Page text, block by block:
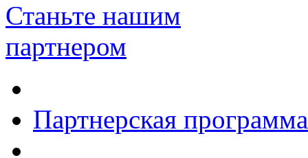
Станьте нашим
партнером
Партнерская программа